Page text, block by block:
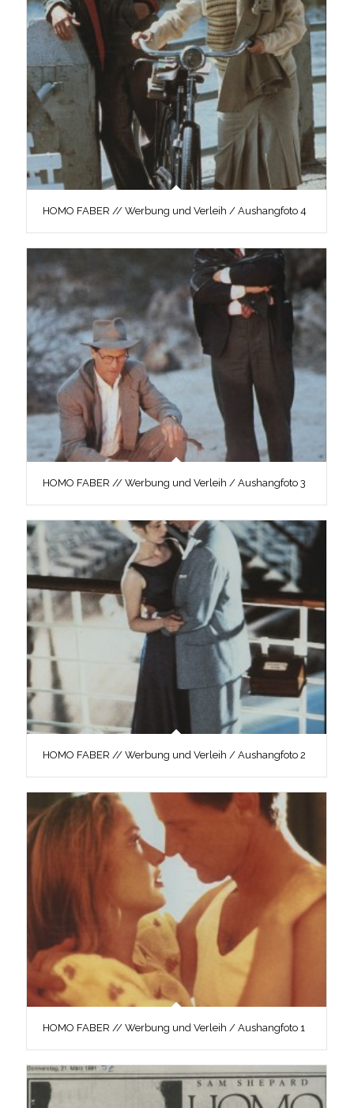
HOMO FABER // Werbung und Verleih / Aushangfoto 4
HOMO FABER // Werbung und Verleih / Aushangfoto 3
HOMO FABER // Werbung und Verleih / Aushangfoto 2
HOMO FABER // Werbung und Verleih / Aushangfoto 1